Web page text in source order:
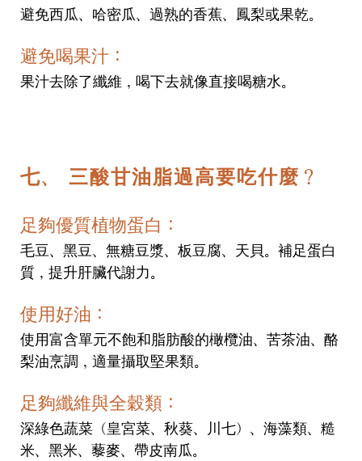
避免西瓜、哈密瓜、過熟的香蕉、鳳梨或果乾。
避免喝果汁：
果汁去除了纖維，喝下去就像直接喝糖水。
七、 三酸甘油脂過高要吃什麼？
足夠優質植物蛋白：
毛豆、黑豆、無糖豆漿、板豆腐、天貝。補足蛋白
質，提升肝臟代謝力。
使用好油：
使用富含單元不飽和脂肪酸的橄欖油、苦茶油、酪
梨油烹調，適量攝取堅果類。
足夠纖維與全穀類：
深綠色蔬菜（皇宮菜、秋葵、川七）、海藻類、糙
米、黑米、藜麥、帶皮南瓜。